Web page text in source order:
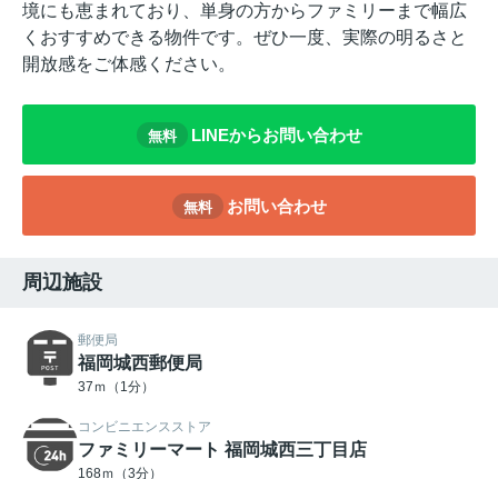
境にも恵まれており、単身の方からファミリーまで幅広
くおすすめできる物件です。ぜひ一度、実際の明るさと
開放感をご体感ください。
無料 LINEからお問い合わせ
無料 お問い合わせ
周辺施設
郵便局
福岡城西郵便局
37ｍ（1分）
コンビニエンスストア
ファミリーマート 福岡城西三丁目店
168ｍ（3分）